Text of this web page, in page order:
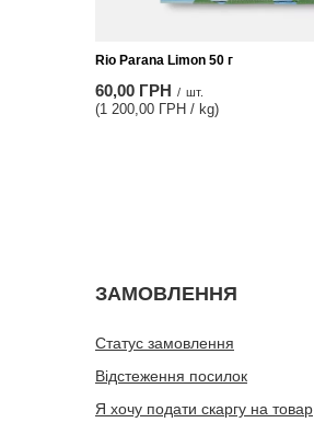
Rio Parana Limon 50 г
60,00 ГРН / шт.
(1 200,00 ГРН / kg)
ЗАМОВЛЕННЯ
Статус замовлення
Відстеження посилок
Я хочу подати скаргу на товар